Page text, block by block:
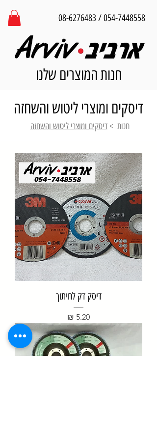
08-6276483 /054-7448558
חנות המוצרים שלנו
דיסקים ומוצרי ליטוש והשחזה
חנות >דיסקים ומוצרי ליטוש והשחזה
דיסק דק לחיתוך
מחיר